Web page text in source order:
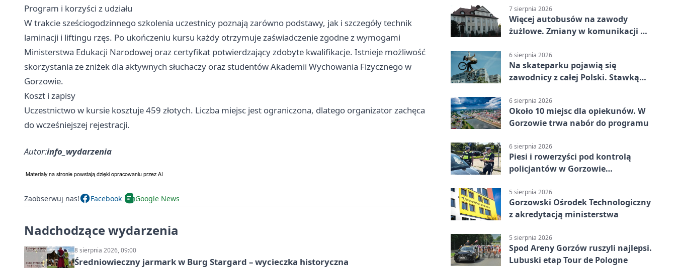
Program i korzyści z udziału
W trakcie sześciogodzinnego szkolenia uczestnicy poznają zarówno podstawy, jak i szczegóły technik
laminacji i liftingu rzęs. Po ukończeniu kursu każdy otrzymuje zaświadczenie zgodne z wymogami
Ministerstwa Edukacji Narodowej oraz certyfikat potwierdzający zdobyte kwalifikacje. Istnieje możliwość
skorzystania ze zniżek dla aktywnych słuchaczy oraz studentów Akademii Wychowania Fizycznego w
Gorzowie.
Koszt i zapisy
Uczestnictwo w kursie kosztuje 459 złotych. Liczba miejsc jest ograniczona, dlatego organizator zachęca
do wcześniejszej rejestracji.
Autor:info_wydarzenia
Zaobserwuj nas! Facebook Google News
Nadchodzące wydarzenia
8 sierpnia 2026, 09:00
Średniowieczny jarmark w Burg Stargard – wycieczka historyczna
7 sierpnia 2026
Więcej autobusów na zawody
żużlowe. Zmiany w komunikacji w
6 sierpnia 2026
Na skateparku pojawią się
zawodnicy z całej Polski. Stawką
6 sierpnia 2026
Około 10 miejsc dla opiekunów. W
Gorzowie trwa nabór do programu
6 sierpnia 2026
Piesi i rowerzyści pod kontrolą
policjantów w Gorzowie
5 sierpnia 2026
Gorzowski Ośrodek Technologiczny
z akredytacją ministerstwa
5 sierpnia 2026
Spod Areny Gorzów ruszyli najlepsi.
Lubuski etap Tour de Pologne